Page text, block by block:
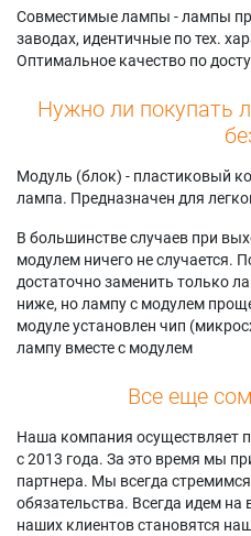
Совместимые лампы - лампы
заводах, идентичные по тех.
Оптимальное качество по
Нужно ли покупать
Модуль (блок) - пластиковый
лампа. Предназначен для
В большинстве случаев при
модулем ничего не случается.
достаточно заменить только
ниже, но лампу с модулем
модуле установлен чип
лампу вместе с модулем
Все еще
Наша компания осуществляет
с 2013 года. За это время мы
партнера. Мы всегда
обязательства. Всегда идем
наших клиентов становятся